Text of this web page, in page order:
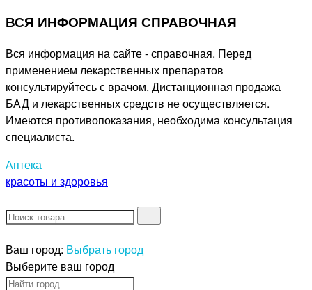
ВСЯ ИНФОРМАЦИЯ СПРАВОЧНАЯ
Вся информация на сайте - справочная. Перед
применением лекарственных препаратов
консультируйтесь с врачом. Дистанционная продажа
БАД и лекарственных средств не осуществляется.
Имеются противопоказания, необходима консультация
специалиста.
Аптека
красоты и здоровья
Ваш город: Выбрать город
Выберите ваш город